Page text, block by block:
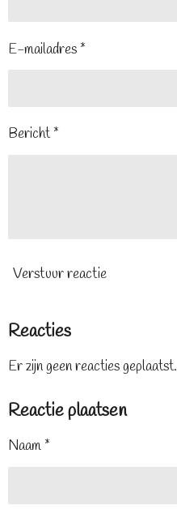
E-mailadres *
Bericht *
Verstuur reactie
Reacties
Er zijn geen reacties geplaatst.
Reactie plaatsen
Naam *